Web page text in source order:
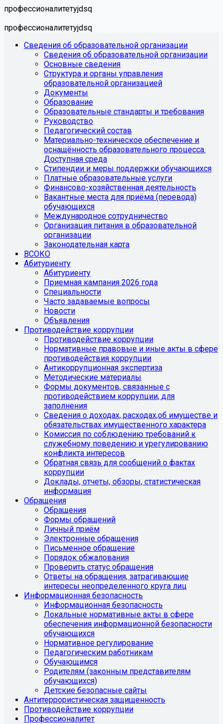
профессионалитетyjdsq
профессионалитетyjdsq
Сведения об образовательной организации
Сведения об образовательной организации
Основные сведения
Структура и органы управления
образовательной организацией
Документы
Образование
Образовательные стандарты и требования
Руководство
Педагогический состав
Материально-техническое обеспечение и
оснащённость образовательного процесса.
Доступная среда
Стипендии и меры поддержки обучающихся
Платные образовательные услуги
Финансово-хозяйственная деятельность
Вакантные места для приёма (перевода)
обучающихся
Международное сотрудничество
Организация питания в образовательной
организации
Законодательная карта
ВСОКО
Абитуриенту
Абитуриенту
Приемная кампания 2026 года
Специальности
Часто задаваемые вопросы
Новости
Объявления
Противодействие коррупции
Противодействие коррупции
Нормативные правовые и иные акты в сфере
противодействия коррупции
Антикоррупционная экспертиза
Методические материалы
Формы документов, связанные с
противодействием коррупции, для
заполнения
Сведения о доходах, расходах,об имуществе и
обязательствах имущественного характера
Комиссия по соблюдению требований к
служебному поведению и урегулированию
конфликта интересов
Обратная связь для сообщений о фактах
коррупции
Доклады, отчеты, обзоры, статистическая
информация
Обращения
Обращения
Формы обращений
Личный приём
Электронные обращения
Письменное обращение
Порядок обжалования
Проверить статус обращения
Ответы на обращения, затрагивающие
интересы неопределенного круга лиц
Информационная безопасность
Информационная безопасность
Локальные нормативные акты в сфере
обеспечения информационной безопасности
обучающихся
Нормативное регулирование
Педагогическим работникам
Обучающимся
Родителям (законным представителям
обучающихся)
Детские безопасные сайты
Антитеррористическая защищенность
Противодействие коррупции
Профессионалитет